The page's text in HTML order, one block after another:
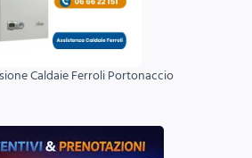
Caldaie Ferroli Portonaccio